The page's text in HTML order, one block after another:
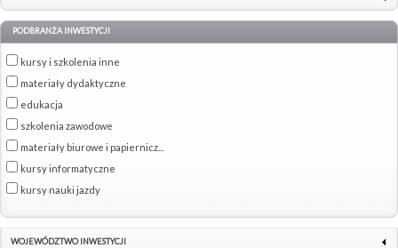
PODBRANŻA INWESTYCJI
kursy i szkolenia inne
materiały dydaktyczne
edukacja
szkolenia zawodowe
materiały biurowe i papiernicz...
kursy informatyczne
kursy nauki jazdy
WOJEWÓDZTWO INWESTYCJI